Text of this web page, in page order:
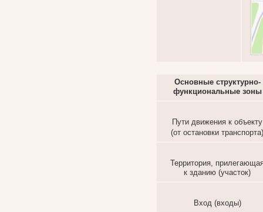
Основные структурно-
функциональные зоны
Пути движения к объекту
(от остановки транспорта)
Территория,
к зданию (участок)
Вход (входы)